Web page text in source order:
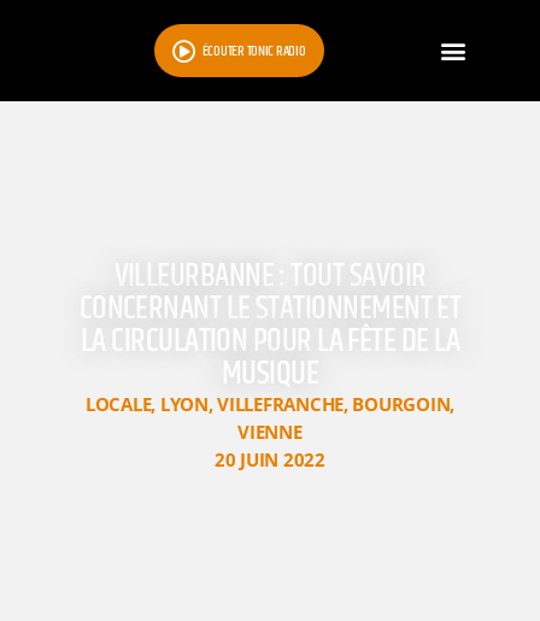
ÉCOUTER TONIC RADIO
VILLEURBANNE : TOUT SAVOIR
CONCERNANT LE STATIONNEMENT ET
LA CIRCULATION POUR LA FÊTE DE LA
MUSIQUE
LOCALE, LYON,VILLEFRANCHE, BOURGOIN,
VIENNE
20 JUIN 2022